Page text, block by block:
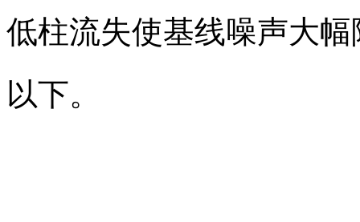
低柱流失使基线噪声大
以下。